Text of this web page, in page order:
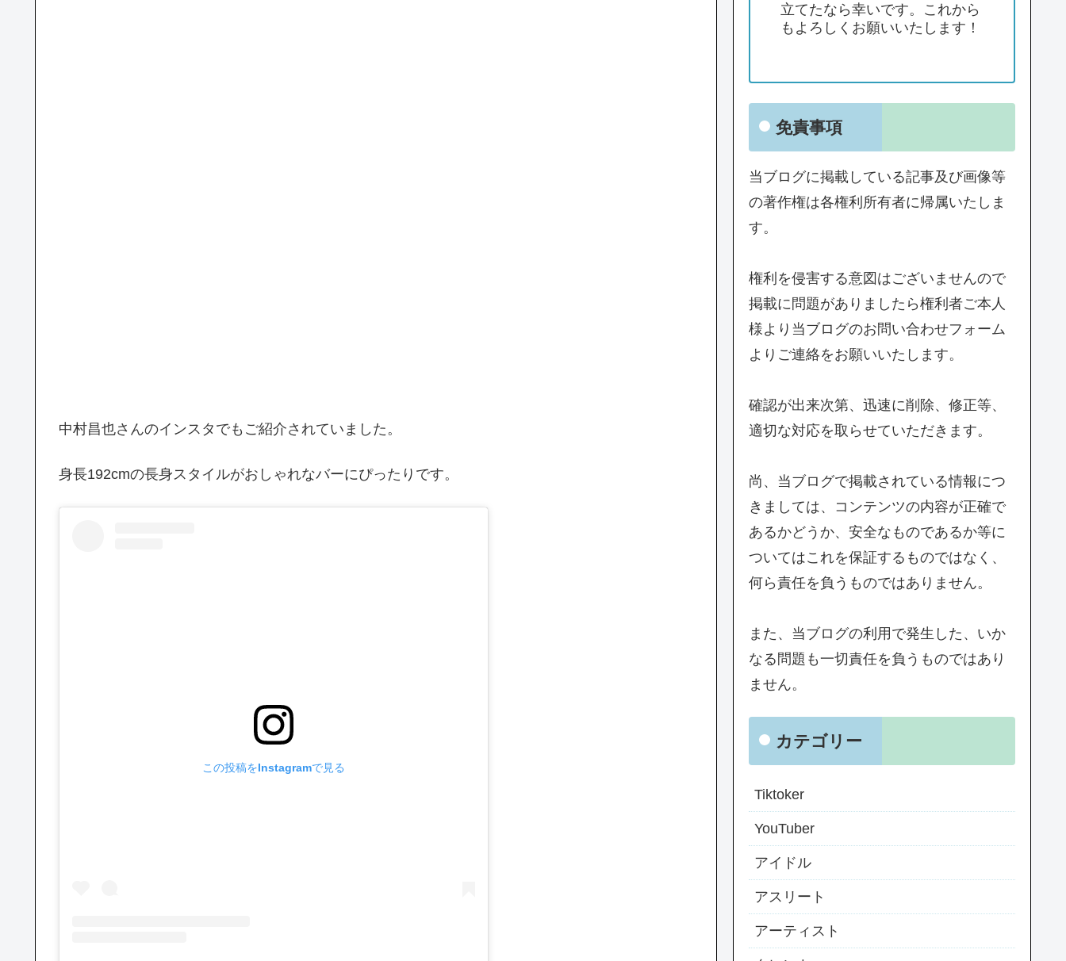
中村昌也さんのインスタでもご紹介されていました。
身長192cmの長身スタイルがおしゃれなバーにぴったりです。
この投稿をInstagramで見る
立てたなら幸いです。これから
もよろしくお願いいたします！
免責事項
当ブログに掲載している記事及び画像等
の著作権は各権利所有者に帰属いたしま
す。
権利を侵害する意図はございませんので
掲載に問題がありましたら権利者ご本人
様より当ブログのお問い合わせフォーム
よりご連絡をお願いいたします。
確認が出来次第、迅速に削除、修正等、
適切な対応を取らせていただきます。
尚、当ブログで掲載されている情報につ
きましては、コンテンツの内容が正確で
あるかどうか、安全なものであるか等に
ついてはこれを保証するものではなく、
何ら責任を負うものではありません。
また、当ブログの利用で発生した、いか
なる問題も一切責任を負うものではあり
ません。
カテゴリー
Tiktoker
YouTuber
アイドル
アスリート
アーティスト